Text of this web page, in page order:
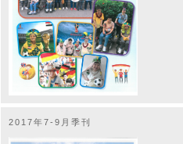
2017年7-9月季刊